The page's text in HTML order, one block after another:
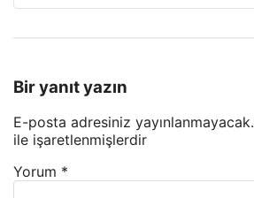
Bir yanıt yazın
E-posta adresiniz yayınlanmayacak.
ile işaretlenmişlerdir
Yorum *